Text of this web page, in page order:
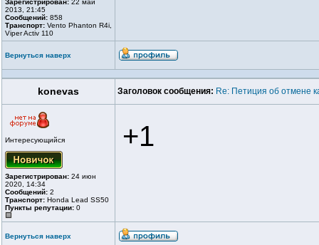
Зарегистрирован: 22 май
2013, 21:45
Сообщений: 858
Транспорт: Vento Phanton R4i,
Viper Activ 110
Вернуться наверх
konevas Заголовок сообщения: Re: Петиция об отмене
Интересующийся
Зарегистрирован: 24 июн
2020, 14:34
Сообщений: 2
Транспорт: Honda Lead SS50
Пункты репутации: 0
+1
Вернуться наверх